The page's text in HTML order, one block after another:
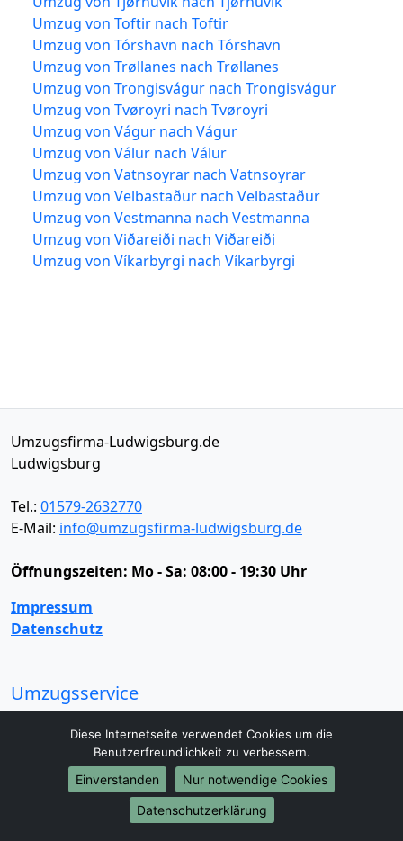
Umzug von Toftir nach Toftir
Umzug von Tórshavn nach Tórshavn
Umzug von Trøllanes nach Trøllanes
Umzug von Trongisvágur nach Trongisvágur
Umzug von Tvøroyri nach Tvøroyri
Umzug von Vágur nach Vágur
Umzug von Válur nach Válur
Umzug von Vatnsoyrar nach Vatnsoyrar
Umzug von Velbastaður nach Velbastaður
Umzug von Vestmanna nach Vestmanna
Umzug von Viðareiði nach Viðareiði
Umzug von Víkarbyrgi nach Víkarbyrgi
Umzugsfirma-Ludwigsburg.de
Ludwigsburg
Tel.: 01579-2632770
E-Mail: info@umzugsfirma-ludwigsburg.de
Öffnungszeiten: Mo - Sa: 08:00 - 19:30 Uhr
Impressum
Datenschutz
Umzugsservice
Fernumzug
Firmenumzug
Laborumzug
Mini Umzug
Praxisumzug
Privatumzug
Seniorenumzug
Studentenumzug
Beiladung
Halteverbotszone
Klaviertransport
Diese Internetseite verwendet Cookies um die
Benutzerfreundlichkeit zu verbessern.
Einverstanden
Nur notwendige Cookies
Datenschutzerklärung